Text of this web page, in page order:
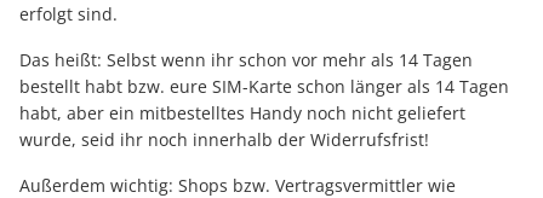
erfolgt sind.
Das heißt: Selbst wenn ihr schon vor mehr als 14 Tagen
bestellt habt bzw. eure SIM-Karte schon länger als 14 Tagen
habt, aber ein mitbestelltes Handy noch nicht geliefert
wurde, seid ihr noch innerhalb der Widerrufsfrist!
Außerdem wichtig: Shops bzw. Vertragsvermittler wie